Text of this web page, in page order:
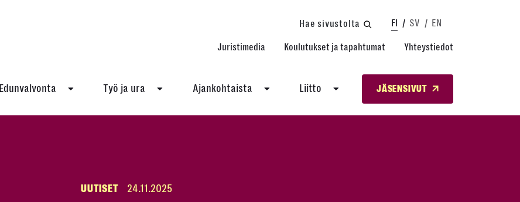
Hae sivustolta FI SV EN
Juristimedia Koulutukset ja tapahtumat Yhteystiedot
Edunvalvonta Työ ja ura Ajankohtaista Liitto JÄSENSIVUT
UUTISET 24.11.2025